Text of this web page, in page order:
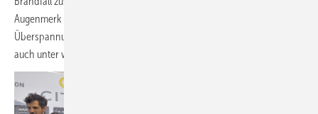
Augenmerk legt das Unternehmen auf den integrierten
Überspannungsschutz, der sicherstellt, dass der Trennmechanismus
auch unter widrigen Bedingungen funktionsfähig bleibt.